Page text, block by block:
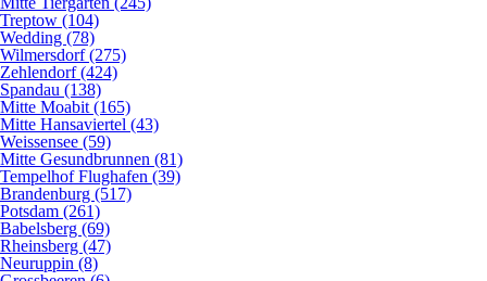
Treptow (104)
Wedding (78)
Wilmersdorf (275)
Zehlendorf (424)
Spandau (138)
Mitte Moabit (165)
Mitte Hansaviertel (43)
Weissensee (59)
Mitte Gesundbrunnen (81)
Tempelhof Flughafen (39)
Brandenburg (517)
Potsdam (261)
Babelsberg (69)
Rheinsberg (47)
Neuruppin (8)